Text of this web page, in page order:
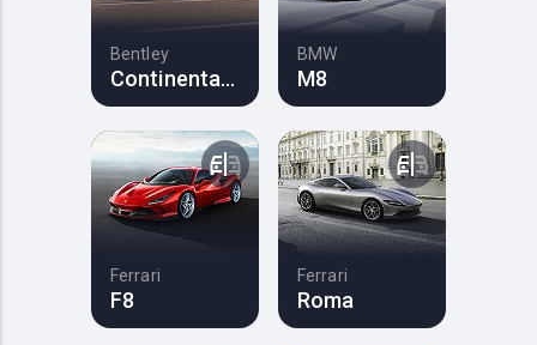
Bentley
Continental GT
BMW
M8
Ferrari
F8
Ferrari
Roma